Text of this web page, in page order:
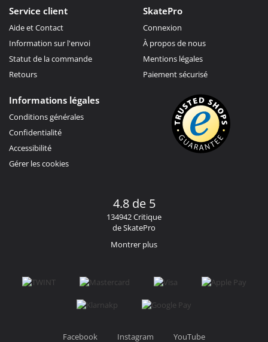
Service client
Aide et Contact
Information sur l'envoi
Statut de la commande
Retours
SkatePro
Connexion
À propos de nous
Mentions légales
Paiement sécurisé
Informations légales
Conditions générales
Confidentialité
Accessibilité
Gérer les cookies
4.8 de 5
134942 Critique
de SkatePro
Montrer plus
Facebook Instagram YouTube